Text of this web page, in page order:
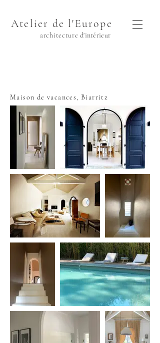
Atelier de l'Europe
architectured'intérieur
Maison de vacances, Biarritz